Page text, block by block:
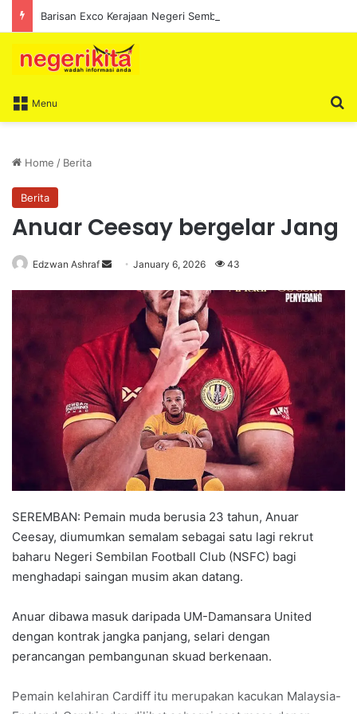
Menu
Home / Berita
Berita
Anuar Ceesay bergelar Jang
Edzwan Ashraf
d
a
m
a
January 6, 2026 43
SEREMBAN: Pemain muda berusia 23 tahun, Anuar
Ceesay, diumumkan semalam sebagai satu lagi rekrut
baharu Negeri Sembilan Football Club (NSFC) bagi
menghadapi saingan musim akan datang.
Anuar dibawa masuk daripada UM-Damansara United
dengan kontrak jangka panjang, selari dengan
perancangan pembangunan skuad berkenaan.
Pemain kelahiran Cardiff itu merupakan kacukan Malaysia-